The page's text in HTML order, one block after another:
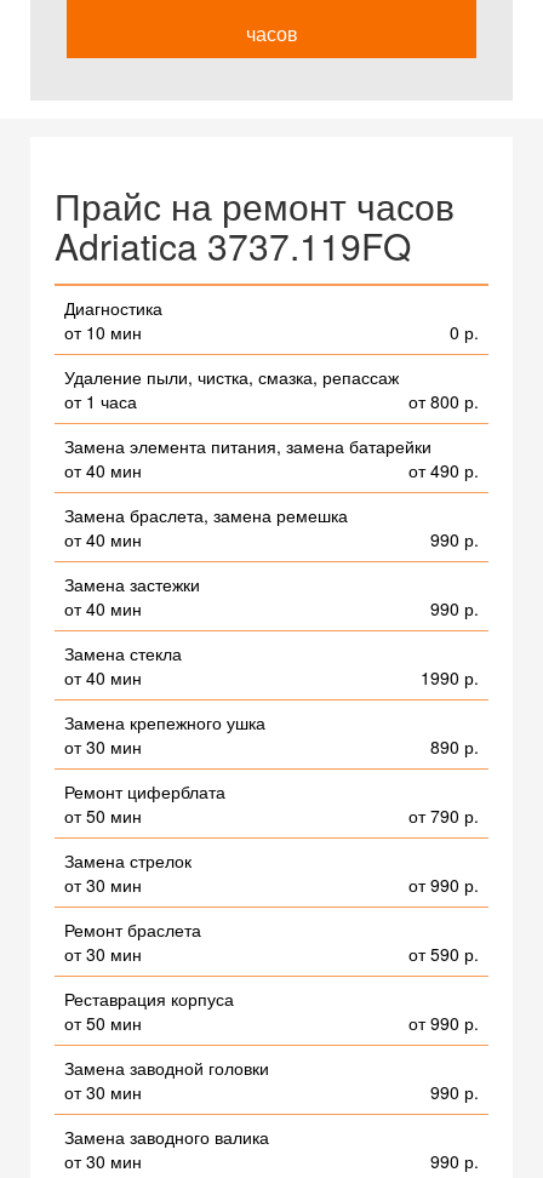
часов
Прайс на ремонт часов
Adriatica 3737.119FQ
Диагностика
от 10 мин
0 р.
Удаление пыли, чистка, смазка, репассаж
от 1 часа
от 800 р.
Замена элемента питания, замена батарейки
от 40 мин
от 490 р.
Замена браслета, замена ремешка
от 40 мин
990 р.
Замена застежки
от 40 мин
990 р.
Замена стекла
от 40 мин
1990 р.
Замена крепежного ушка
от 30 мин
890 р.
Ремонт циферблата
от 50 мин
от 790 р.
Замена стрелок
от 30 мин
от 990 р.
Ремонт браслета
от 30 мин
от 590 р.
Реставрация корпуса
от 50 мин
от 990 р.
Замена заводной головки
от 30 мин
990 р.
Замена заводного валика
от 30 мин
990 р.